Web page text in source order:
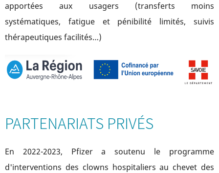
apportées aux usagers (transferts moins
systématiques, fatigue et pénibilité limités, suivis
thérapeutiques facilités…)
PARTENARIATS PRIVÉS
En 2022-2023, Pfizer a soutenu le programme
d'interventions des clowns hospitaliers au chevet des